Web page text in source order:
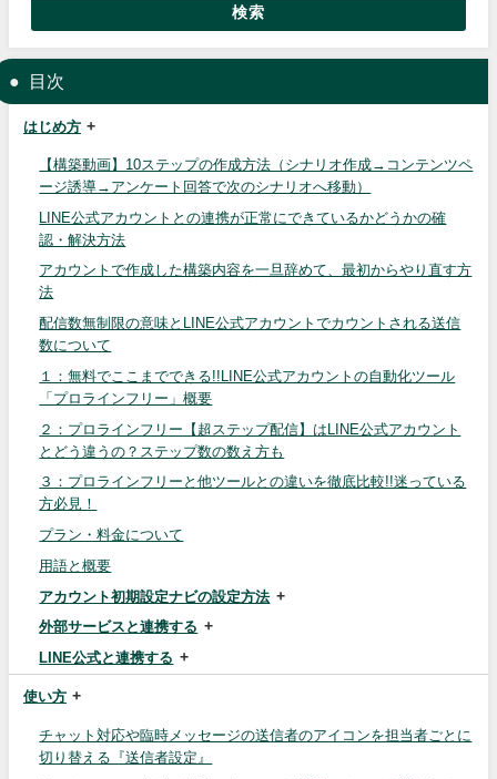
検索
目次
はじめ方
【構築動画】10ステップの作成方法（シナリオ作成→コンテンツペ
ージ誘導→アンケート回答で次のシナリオへ移動）
LINE公式アカウントとの連携が正常にできているかどうかの確
認・解決方法
アカウントで作成した構築内容を一旦辞めて、最初からやり直す方
法
配信数無制限の意味とLINE公式アカウントでカウントされる送信
数について
１：無料でここまでできる!!LINE公式アカウントの自動化ツール
「プロラインフリー」概要
２：プロラインフリー【超ステップ配信】はLINE公式アカウント
とどう違うの？ステップ数の数え方も
３：プロラインフリーと他ツールとの違いを徹底比較!!迷っている
方必見！
プラン・料金について
用語と概要
アカウント初期設定ナビの設定方法
外部サービスと連携する
LINE公式と連携する
使い方
チャット対応や臨時メッセージの送信者のアイコンを担当者ごとに
切り替える『送信者設定』